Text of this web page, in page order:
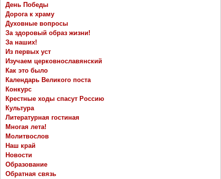
День Победы
Дорога к храму
Духовные вопросы
За здоровый образ жизни!
За наших!
Из первых уст
Изучаем церковнославянский
Как это было
Календарь Великого поста
Конкурс
Крестные ходы спасут Россию
Культура
Литературная гостиная
Многая лета!
Молитвослов
Наш край
Новости
Образование
Обратная связь